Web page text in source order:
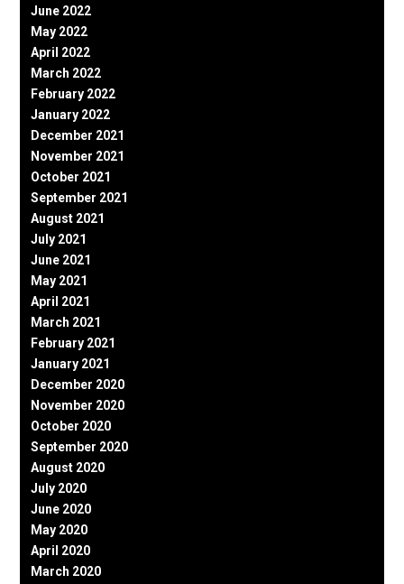
June 2022
May 2022
April 2022
March 2022
February 2022
January 2022
December 2021
November 2021
October 2021
September 2021
August 2021
July 2021
June 2021
May 2021
April 2021
March 2021
February 2021
January 2021
December 2020
November 2020
October 2020
September 2020
August 2020
July 2020
June 2020
May 2020
April 2020
March 2020